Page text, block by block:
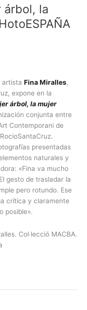
árbol, la
artista Fina Miralles,
expone en la
árbol, la mujer
conjunta entre
Contemporani de
presentadas
naturales y
«Fina va mucho
gesto de trasladar la
pero rotundo. Ese
crítica y claramente
posible».
Col·lecció MACBA.